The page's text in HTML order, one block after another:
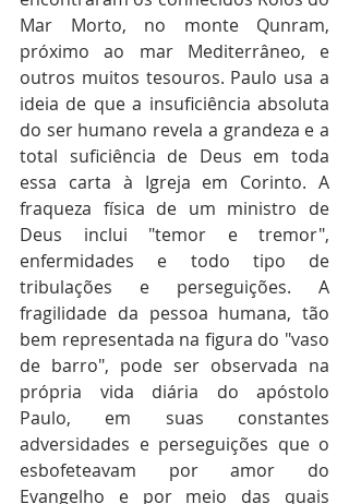
Mar Morto, no monte Qunram,
próximo ao mar Mediterrâneo, e
outros muitos tesouros. Paulo usa a
ideia de que a insuficiência absoluta
do ser humano revela a grandeza e a
total suficiência de Deus em toda
essa carta à Igreja em Corinto. A
fraqueza física de um ministro de
Deus inclui "temor e tremor",
enfermidades e todo tipo de
tribulações e perseguições. A
fragilidade da pessoa humana, tão
bem representada na figura do "vaso
de barro", pode ser observada na
própria vida diária do apóstolo
Paulo, em suas constantes
adversidades e perseguições que o
esbofeteavam por amor do
Evangelho e por meio das quais